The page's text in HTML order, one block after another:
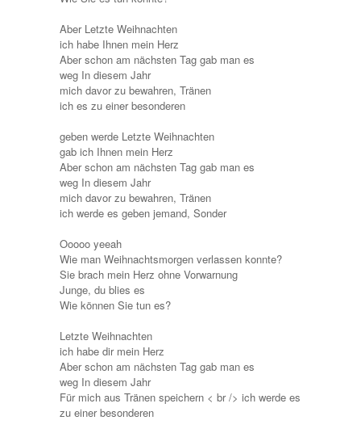
Aber Letzte Weihnachten
ich habe Ihnen mein Herz
Aber schon am nächsten Tag gab man es
weg In diesem Jahr
mich davor zu bewahren, Tränen
ich es zu einer besonderen
geben werde Letzte Weihnachten
gab ich Ihnen mein Herz
Aber schon am nächsten Tag gab man es
weg In diesem Jahr
mich davor zu bewahren, Tränen
ich werde es geben jemand, Sonder
Ooooo yeeah
Wie man Weihnachtsmorgen verlassen konnte?
Sie brach mein Herz ohne Vorwarnung
Junge, du blies es
Wie können Sie tun es?
Letzte Weihnachten
ich habe dir mein Herz
Aber schon am nächsten Tag gab man es
weg In diesem Jahr
Für mich aus Tränen speichern < br /> ich werde es
zu einer besonderen